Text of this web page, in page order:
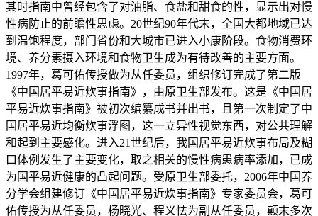
其时指南中曾经包含了对油脂、食盐和甜食的性，显示出对慢
性病防止的前瞻性思虑。20世纪90年代末，全国大都地域已达
到温饱程度，部门省份和大城市已进入小康阶段。食物消费环
境、养分素摄入环境和食物卫生成为有待改善的主要方面。
1997年，葛可佑传授做为从任委员，组织修订完成了第二版
《中国居平易近炊事指南》，由原卫生部发布。这是《中国居
平易近炊事指南》被初次编纂成书并出书，且第一次制定了中
国居平易近均衡炊事浮图，这一立异性视觉东西，对公共理解
和起到主要感化。进入21世纪后，我国居平易近炊事布局及糊
口体例发生了主要变化，取之相关的慢性病患病率添加，已成
为国平易近健康的凸起问题。受原卫生部委托，2006年中国养
分学会组建修订《中国居平易近炊事指南》专家委员会，葛可
佑传授为从任委员，杨晓光、程义怯为副从任委员，颠末多次